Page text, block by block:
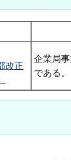
改正
企業局
である。